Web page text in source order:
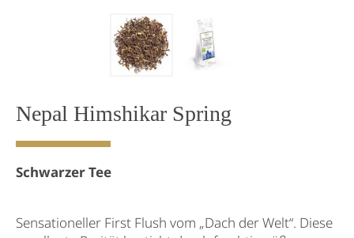
Nepal Himshikar Spring
Schwarzer Tee
Sensationeller First Flush vom „Dach der Welt“. Diese